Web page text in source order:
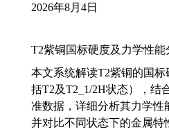
2026年8月4日
T2紫铜国标硬度及力学性能
本文系统解读T2紫铜的国
括T2及T2_1/2H状态），结
准数据，详细分析其力学性
并对比不同状态下的金属特